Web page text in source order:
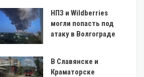
НПЗ и Wildberries
могли попасть под
атаку в Волгограде
В Славянске и
Краматорске